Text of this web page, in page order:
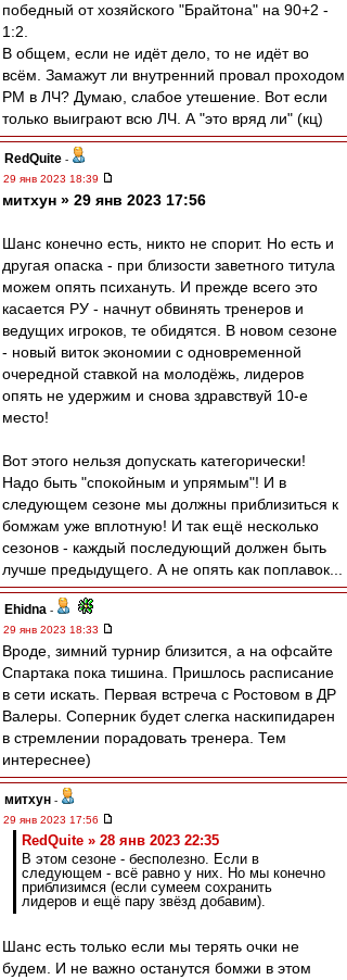
победный от хозяйского "Брайтона" на 90+2 -
1:2.
В общем, если не идёт дело, то не идёт во
всём. Замажут ли внутренний провал проходом
РМ в ЛЧ? Думаю, слабое утешение. Вот если
только выиграют всю ЛЧ. А "это вряд ли" (кц)
RedQuite -
29 янв 2023 18:39
митхун » 29 янв 2023 17:56
Шанс конечно есть, никто не спорит. Но есть и
другая опаска - при близости заветного титула
можем опять психануть. И прежде всего это
касается РУ - начнут обвинять тренеров и
ведущих игроков, те обидятся. В новом сезоне
- новый виток экономии с одновременной
очередной ставкой на молодёжь, лидеров
опять не удержим и снова здравствуй 10-е
место!
Вот этого нельзя допускать категорически!
Надо быть "спокойным и упрямым"! И в
следующем сезоне мы должны приблизиться к
бомжам уже вплотную! И так ещё несколько
сезонов - каждый последующий должен быть
лучше предыдущего. А не опять как поплавок...
Ehidna -
29 янв 2023 18:33
Вроде, зимний турнир близится, а на офсайте
Спартака пока тишина. Пришлось расписание
в сети искать. Первая встреча с Ростовом в ДР
Валеры. Соперник будет слегка наскипидарен
в стремлении порадовать тренера. Тем
интереснее)
митхун -
29 янв 2023 17:56
RedQuite » 28 янв 2023 22:35
В этом сезоне - бесполезно. Если в
следующем - всё равно у них. Но мы конечно
приблизимся (если сумеем сохранить
лидеров и ещё пару звёзд добавим).
Шанс есть только если мы терять очки не
будем. И не важно останутся бомжи в этом